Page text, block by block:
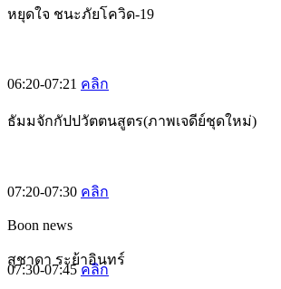
หยุดใจ ชนะภัยโควิด-19
06:20-07:21 คลิก
ธัมมจักกัปปวัตตนสูตร(ภาพเจดีย์ชุดใหม่)
07:20-07:30 คลิก
Boon news
สุชาดา ระย้าอินทร์
07:30-07:45คลิก